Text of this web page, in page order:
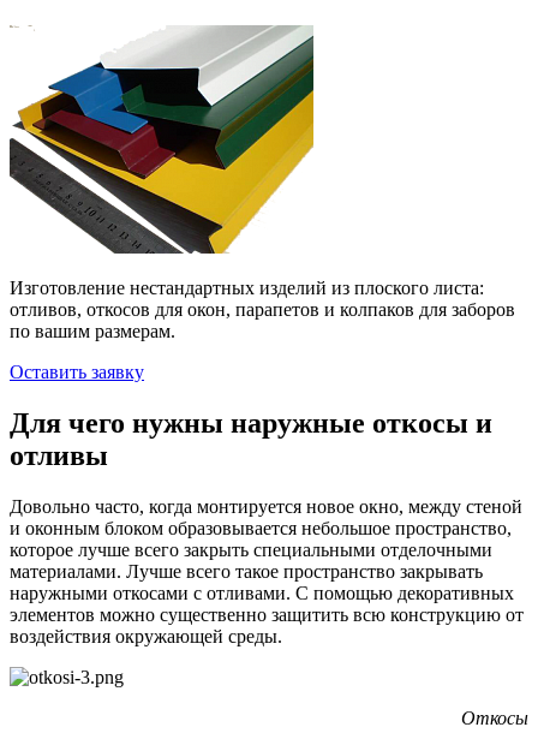
Изготовление нестандартных изделий из плоского листа:
отливов, откосов для окон, парапетов и колпаков для заборов
по вашим размерам.
Оставить заявку
Для чего нужны наружные откосы и
отливы
Довольно часто, когда монтируется новое окно, между стеной
и оконным блоком образовывается небольшое пространство,
которое лучше всего закрыть специальными отделочными
материалами. Лучше всего такое пространство закрывать
наружными откосами с отливами. С помощью декоративных
элементов можно существенно защитить всю конструкцию от
воздействия окружающей среды.
Откосы